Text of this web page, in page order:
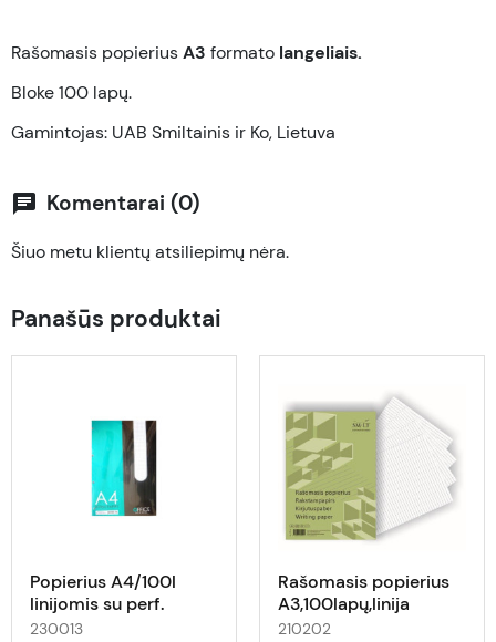
Rašomasis popieriusA3 formato langeliais.
Bloke 100 lapų.
Gamintojas: UAB Smiltainis ir Ko, Lietuva
chat Komentarai (0)
Šiuo metu klientų atsiliepimų nėra.
Panašūs produktai
Popierius A4/100l
linijomis su perf.
230013
Rašomasis popierius
A3,100lapų,linija
210202